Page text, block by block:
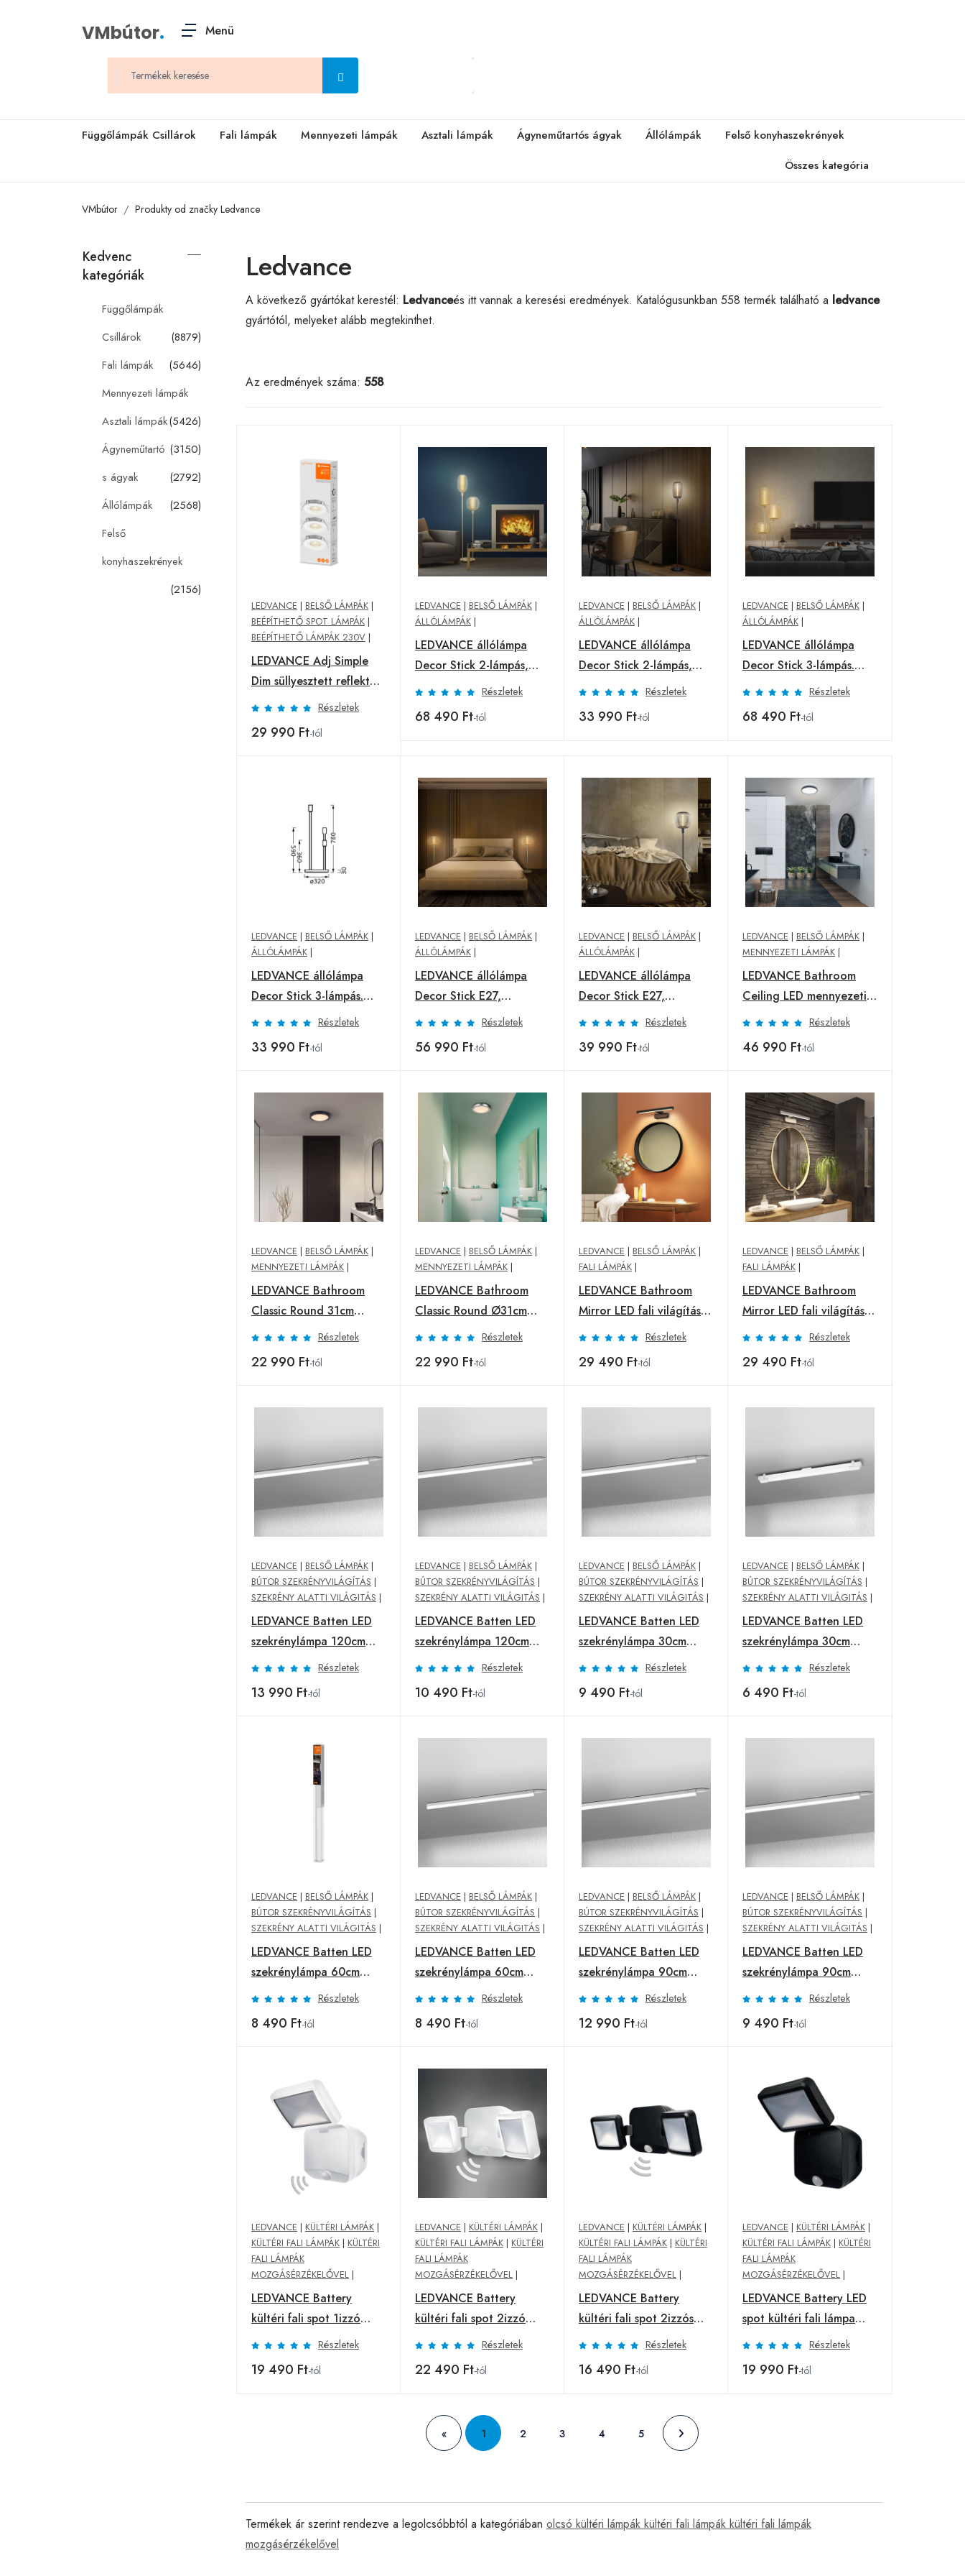
VMbútor. Menü
Függőlámpák Csillárok Fali lámpák Mennyezeti lámpák Asztali lámpák Ágyneműtartós ágyak Állólámpák
Felső konyhaszekrények
Összes kategória
VMbútor Produkty od značky Ledvance
Kedvenc
kategóriák
Függőlámpák
Csillárok
(8879)
Fali lámpák
(5646)
Mennyezeti lámpák
(5426)
Asztali lámpák
(3150)
Ágyneműtartó
s ágyak
(2792)
Állólámpák
(2568)
Felső
konyhaszekrények
(2156)
Ledvance
A következő gyártókat kerestél: Ledvanceés itt vannak a keresési eredmények. Katalógusunkban 558 termék található a ledvance
gyártótól, melyeket alább megtekinthet.
Az eredmények száma: 558
LEDVANCE | BELSŐ LÁMPÁK |
BEÉPÍTHETŐ SPOT LÁMPÁK |
BEÉPÍTHETŐ LÁMPÁK 230V |
LEDVANCE Adj Simple
Dim süllyesztett reflektor
3 egység 2,700K fehér
Részletek
29 990 Ft-tól
LEDVANCE | BELSŐ LÁMPÁK |
ÁLLÓLÁMPÁK |
LEDVANCE állólámpa
Decor Stick 2-lámpás,
magasság 146cm, bézs
Részletek
68 490 Ft-tól
LEDVANCE | BELSŐ LÁMPÁK |
ÁLLÓLÁMPÁK |
LEDVANCE állólámpa
Decor Stick 2-lámpás,
magasság 146cm,
Részletek
33 990 Ft-tól
LEDVANCE | BELSŐ LÁMPÁK |
ÁLLÓLÁMPÁK |
LEDVANCE állólámpa
Decor Stick 3-lámpás.
Magasság 78cm, bézs
Részletek
68 490 Ft-tól
LEDVANCE | BELSŐ LÁMPÁK |
ÁLLÓLÁMPÁK |
LEDVANCE állólámpa
Decor Stick 3-lámpás.
Magasság 78cm,Részletek
33 990 Ft-tól
LEDVANCE | BELSŐ LÁMPÁK |
ÁLLÓLÁMPÁK |
LEDVANCE állólámpa
Decor Stick E27,
magasság 78 cm, bézs
Részletek
56 990 Ft-tól
LEDVANCE | BELSŐ LÁMPÁK |
ÁLLÓLÁMPÁK |
LEDVANCE állólámpa
Decor Stick E27,
magasság 78 cm,
Részletek
39 990 Ft-tól
LEDVANCE | BELSŐ LÁMPÁK |
MENNYEZETI LÁMPÁK |
LEDVANCE Bathroom
Ceiling LED mennyezeti
lámpa
Részletek
46 990 Ft-tól
LEDVANCE | BELSŐ LÁMPÁK |
MENNYEZETI LÁMPÁK |
LEDVANCE Bathroom
Classic Round 31cm
fekete
Részletek
22 990 Ft-tól
LEDVANCE | BELSŐ LÁMPÁK |
MENNYEZETI LÁMPÁK |
LEDVANCE Bathroom
Classic Round Ø31cm
króm
Részletek
22 990 Ft-tól
LEDVANCE | BELSŐ LÁMPÁK |
FALI LÁMPÁK |
LEDVANCE Bathroom
Mirror LED fali világítás
fekete
Részletek
29 490 Ft-tól
LEDVANCE | BELSŐ LÁMPÁK |
FALI LÁMPÁK |
LEDVANCE Bathroom
Mirror LED fali világítás
króm
Részletek
29 490 Ft-tól
LEDVANCE | BELSŐ LÁMPÁK |
BÚTOR SZEKRÉNYVILÁGÍTÁS |
SZEKRÉNY ALATTI VILÁGITÁS |
LEDVANCE Batten LED
szekrénylámpa 120cm
3 000 K
Részletek
13 990 Ft-tól
LEDVANCE | BELSŐ LÁMPÁK |
BÚTOR SZEKRÉNYVILÁGÍTÁS |
SZEKRÉNY ALATTI VILÁGITÁS |
LEDVANCE Batten LED
szekrénylámpa 120cm
4 000 K
Részletek
10 490 Ft-tól
LEDVANCE | BELSŐ LÁMPÁK |
BÚTOR SZEKRÉNYVILÁGÍTÁS |
SZEKRÉNY ALATTI VILÁGITÁS |
LEDVANCE Batten LED
szekrénylámpa 30cm
3 000 K
Részletek
9 490 Ft-tól
LEDVANCE | BELSŐ LÁMPÁK |
BÚTOR SZEKRÉNYVILÁGÍTÁS |
SZEKRÉNY ALATTI VILÁGITÁS |
LEDVANCE Batten LED
szekrénylámpa 30cm
4 000 K
Részletek
6 490 Ft-tól
LEDVANCE | BELSŐ LÁMPÁK |
BÚTOR SZEKRÉNYVILÁGÍTÁS |
SZEKRÉNY ALATTI VILÁGITÁS |
LEDVANCE Batten LED
szekrénylámpa 60cm
3 000 K
Részletek
8 490 Ft-tól
LEDVANCE | BELSŐ LÁMPÁK |
BÚTOR SZEKRÉNYVILÁGÍTÁS |
SZEKRÉNY ALATTI VILÁGITÁS |
LEDVANCE Batten LED
szekrénylámpa 60cm
4 000 K
Részletek
8 490 Ft-tól
LEDVANCE | BELSŐ LÁMPÁK |
BÚTOR SZEKRÉNYVILÁGÍTÁS |
SZEKRÉNY ALATTI VILÁGITÁS |
LEDVANCE Batten LED
szekrénylámpa 90cm
3 000 K
Részletek
12 990 Ft-tól
LEDVANCE | BELSŐ LÁMPÁK |
BÚTOR SZEKRÉNYVILÁGÍTÁS |
SZEKRÉNY ALATTI VILÁGITÁS |
LEDVANCE Batten LED
szekrénylámpa 90cm
4 000 K
Részletek
9 490 Ft-tól
LEDVANCE | KÜLTÉRI LÁMPÁK |
KÜLTÉRI FALI LÁMPÁK | KÜLTÉRI
FALI LÁMPÁK
MOZGÁSÉRZÉKELŐVEL |
LEDVANCE Battery
kültéri fali spot 1izzó
fehér
Részletek
19 490 Ft-tól
LEDVANCE | KÜLTÉRI LÁMPÁK |
KÜLTÉRI FALI LÁMPÁK | KÜLTÉRI
FALI LÁMPÁK
MOZGÁSÉRZÉKELŐVEL |
LEDVANCE Battery
kültéri fali spot 2izzó
fehér
Részletek
22 490 Ft-tól
LEDVANCE | KÜLTÉRI LÁMPÁK |
KÜLTÉRI FALI LÁMPÁK | KÜLTÉRI
FALI LÁMPÁK
MOZGÁSÉRZÉKELŐVEL |
LEDVANCE Battery
kültéri fali spot 2izzós
fekete
Részletek
16 490 Ft-tól
LEDVANCE | KÜLTÉRI LÁMPÁK |
KÜLTÉRI FALI LÁMPÁK | KÜLTÉRI
FALI LÁMPÁK
MOZGÁSÉRZÉKELŐVEL |
LEDVANCE Battery LED
spot kültéri fali lámpa
1izzó
Részletek
19 990 Ft-tól
« 1 2 3 4 5
Termékek ár szerint rendezve a legolcsóbbtól a kategóriában olcsó kültéri lámpák kültéri fali lámpák kültéri fali lámpák
mozgásérzékelővel